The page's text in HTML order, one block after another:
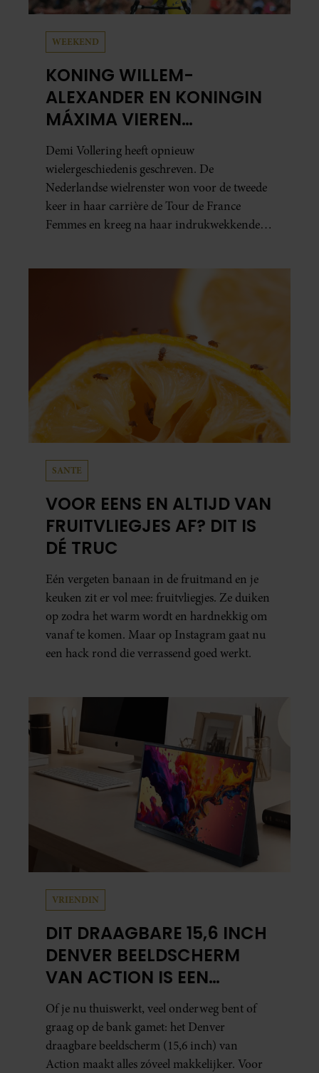
WEEKEND
KONING WILLEM-
ALEXANDER EN KONINGIN
MÁXIMA VIEREN
HISTORISCHE ZEGE DEMI
VOLLERING OP TOUR DE
FRANCE FEMMES
Demi Vollering heeft opnieuw
wielergeschiedenis geschreven. De
Nederlandse wielrenster won voor de tweede
keer in haar carrière de Tour de France
Femmes en kreeg na haar indrukwekkende
SANTE
VOOR EENS EN ALTIJD VAN
FRUITVLIEGJES AF? DIT IS
DÉ TRUC
Eén vergeten banaan in de fruitmand en je
keuken zit er vol mee: fruitvliegjes. Ze duiken
op zodra het warm wordt en hardnekkig om
vanaf te komen. Maar op Instagram gaat nu
een hack rond die verrassend goed werkt.
VRIENDIN
DIT DRAAGBARE 15,6 INCH
DENVER BEELDSCHERM
VAN ACTION IS EEN
GAMECHANGER VOOR
THUISWERKERS ÉN BINGE-
WATCHERS
Of je nu thuiswerkt, veel onderweg bent of
graag op de bank gamet: het Denver
draagbare beeldscherm (15,6 inch) van
Action maakt alles zóveel makkelijker. Voor